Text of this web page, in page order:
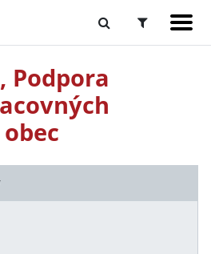
Podpora